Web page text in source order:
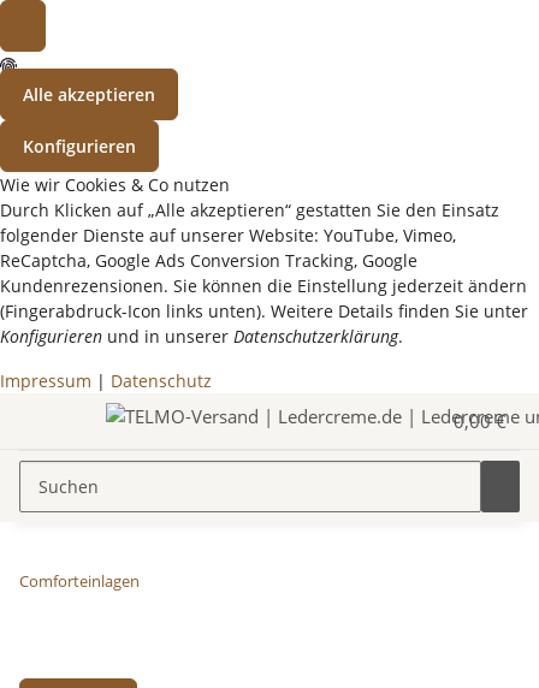
Alle akzeptieren
Konfigurieren
Wie wir Cookies & Co nutzen
Durch Klicken auf „Alle akzeptieren“ gestatten Sie den Einsatz
folgender Dienste auf unserer Website: YouTube, Vimeo,
ReCaptcha, Google Ads Conversion Tracking, Google
Kundenrezensionen. Sie können die Einstellung jederzeit ändern
(Fingerabdruck-Icon links unten). Weitere Details finden Sie unter
Konfigurieren und in unserer Datenschutzerklärung.
Impressum | Datenschutz
0,00 €
Comforteinlagen